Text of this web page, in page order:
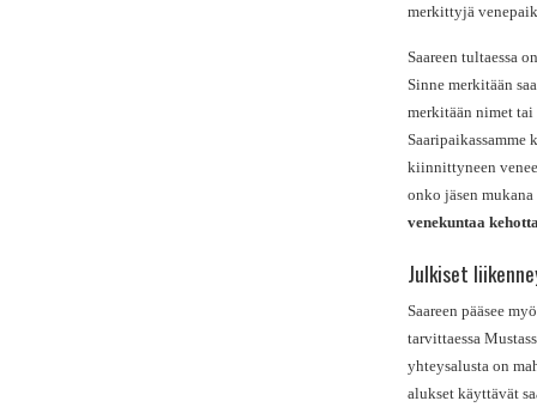
merkittyjä
Saareen tultaessa
Sinne merkitään
merkitään nimet tai
kiinnittyneen
onko jäsen mukana
venekuntaa
Julkiset
Saareen pääsee
tarvittaessa
yhteysalusta on
alukset käyttävät